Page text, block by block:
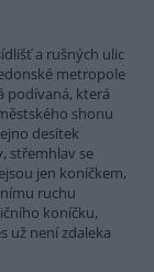
a rušných ulic
metropole
podívaná, která
shonu
desítek
střemhlav se
jen koníčkem,
ruchu
koníčku,
už není zdaleka